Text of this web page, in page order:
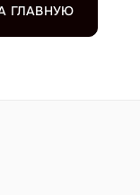
ГЛАВНУЮ